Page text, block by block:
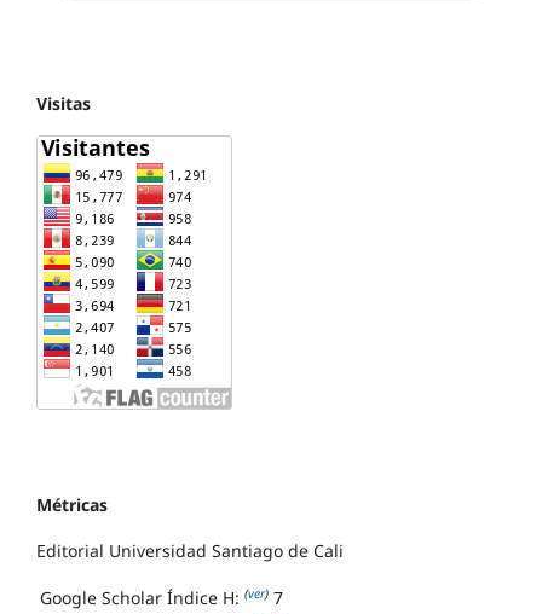
Visitas
Métricas
Editorial Universidad Santiago de Cali
Google Scholar Índice H: (ver) 7